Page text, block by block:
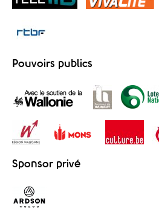
Pouvoirs publics
Sponsor privé